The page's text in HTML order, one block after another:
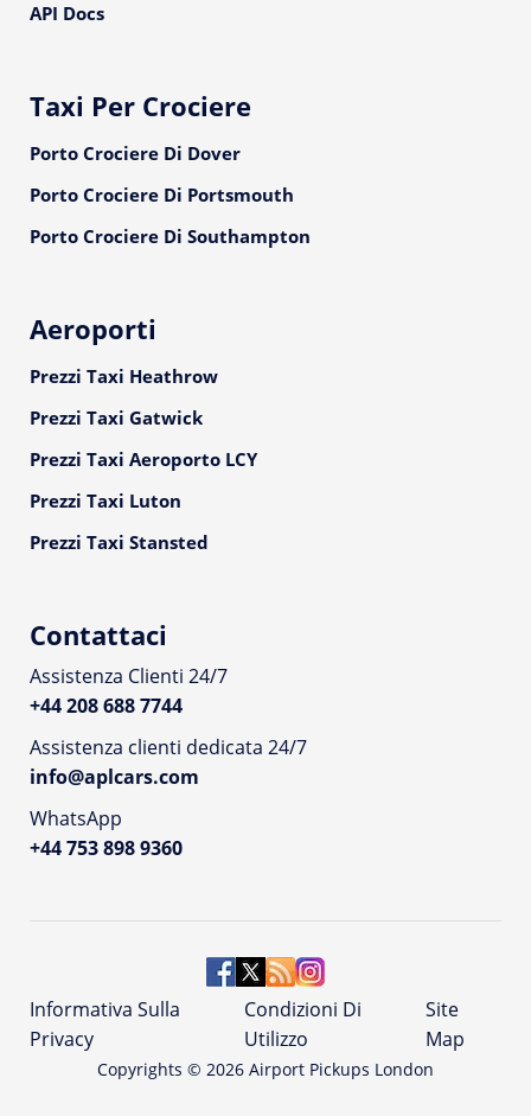
API Docs
Taxi Per Crociere
Porto Crociere Di Dover
Porto Crociere Di Portsmouth
Porto Crociere Di Southampton
Aeroporti
Prezzi Taxi Heathrow
Prezzi Taxi Gatwick
Prezzi Taxi Aeroporto LCY
Prezzi Taxi Luton
Prezzi Taxi Stansted
Contattaci
Assistenza Clienti 24/7
+44 208 688 7744
Assistenza clienti dedicata 24/7
info@aplcars.com
WhatsApp
+44 753 898 9360
Copyrights © 2026 Airport Pickups London
Informativa Sulla
Privacy
Condizioni Di
Utilizzo
Site
Map